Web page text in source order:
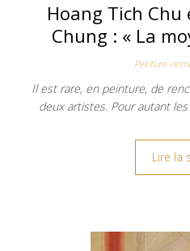
Hoang Tich Chu
Chung : « La
Peinture
Il est rare, en peinture, de
deux artistes. Pour autant
Lire la